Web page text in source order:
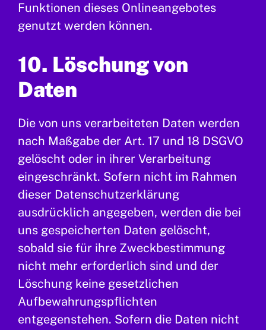
Funktionen dieses Onlineangebotes
genutzt werden können.
10. Löschung von
Daten
Die von uns verarbeiteten Daten werden
nach Maßgabe der Art. 17 und 18 DSGVO
gelöscht oder in ihrer Verarbeitung
eingeschränkt. Sofern nicht im Rahmen
dieser Datenschutzerklärung
ausdrücklich angegeben, werden die bei
uns gespeicherten Daten gelöscht,
sobald sie für ihre Zweckbestimmung
nicht mehr erforderlich sind und der
Löschung keine gesetzlichen
Aufbewahrungspflichten
entgegenstehen. Sofern die Daten nicht